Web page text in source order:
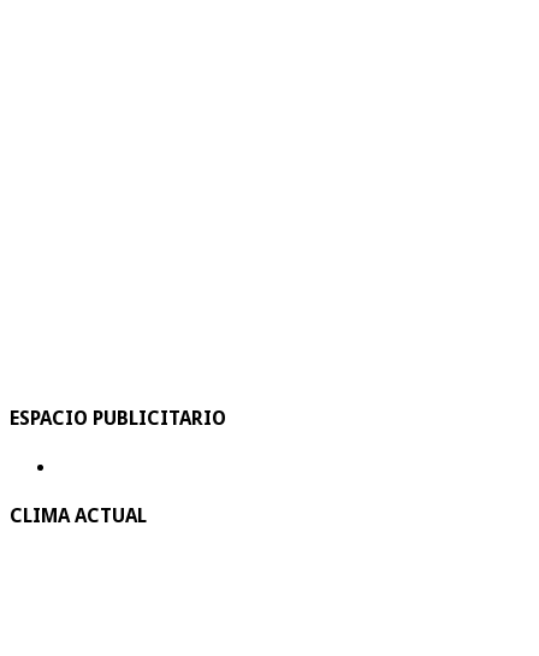
ESPACIO PUBLICITARIO
CLIMA ACTUAL